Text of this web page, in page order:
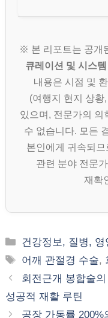
※ 본 리포트는 공개
큐레이션 및 시스템
내용은 시점 및
(여행지 현지 상황
있으며, 전문가의 의
수 없습니다. 모든
본인에게 귀속되므
관련 분야 전문
재확
카
테
리
건강정보, 질병, 영
태
그
어깨 관절경 수술,
회전근개 봉합술
성공적 재활 루틴
공장 가동률